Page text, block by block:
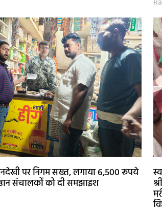
पर निगम सख्त, लगाया 6,500 रूपये
संचालकों को दी समझाइश